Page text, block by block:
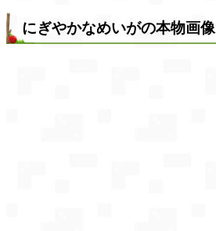
にぎやかなめいがの本物画像